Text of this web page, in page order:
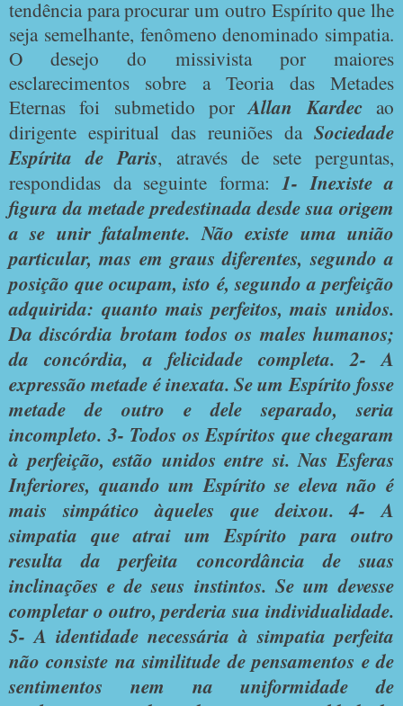
tendência para procurar um outro Espírito que lhe
seja semelhante, fenômeno denominado simpatia.
O desejo do missivista por maiores
esclarecimentos sobre a Teoria das Metades
Eternas foi submetido porAllan Kardecao
dirigente espiritual das reuniões da Sociedade
Espírita de Paris, através de sete perguntas,
respondidas da seguinte forma: 1- Inexiste a
figura da metade predestinada desde sua origem
a se unir fatalmente. Não existe uma união
particular, mas em graus diferentes, segundo a
posição que ocupam, isto é, segundo a perfeição
adquirida: quanto mais perfeitos, mais unidos.
Da discórdia brotam todos os males humanos;
da concórdia, a felicidade completa. 2- A
expressão metade é inexata. Se um Espírito fosse
metade de outro e dele separado, seria
incompleto. 3- Todos os Espíritos que chegaram
à perfeição, estão unidos entre si. Nas Esferas
Inferiores, quando um Espírito se eleva não é
mais simpático àqueles que deixou. 4- A
simpatia que atrai um Espírito para outro
resulta da perfeita concordância de suas
inclinações e de seus instintos. Se um devesse
completar o outro, perderia sua individualidade.
5- A identidade necessária à simpatia perfeita
não consiste na similitude de pensamentos e de
sentimentos nem na uniformidade de